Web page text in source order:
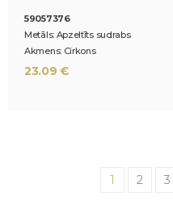
59057376
Metāls: Apzeltīts sudrabs
Akmens: Cirkons
23.09 €
1 2 3